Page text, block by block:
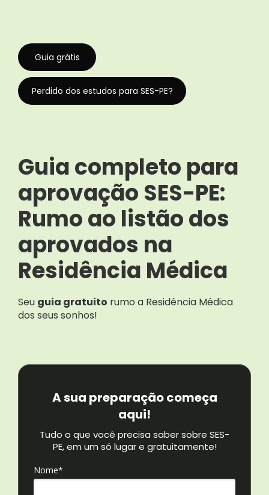
Guia grátis
Perdido dos estudos para SES-PE?
Guia completo para
aprovação SES-PE:
Rumo ao listão dos
aprovados na
Residência Médica
Seu guia gratuito rumo a Residência Médica
dos seus sonhos!
A sua preparação começa
aqui!
Tudo o que você precisa saber sobre SES-
PE, em um só lugar e gratuitamente!
Nome*